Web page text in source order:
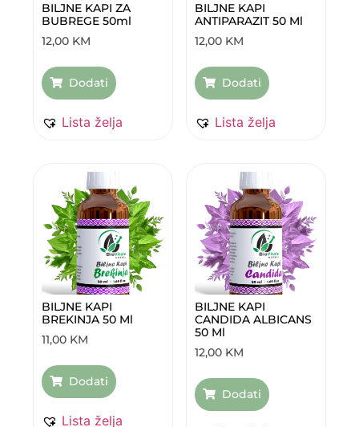
BILJNE KAPI ZA
BUBREGE 50ml
12,00 KM
Dodati
Lista želja
BILJNE KAPI
ANTIPARAZIT 50 Ml
12,00 KM
Dodati
Lista želja
BILJNE KAPI
BREKINJA 50 Ml
11,00 KM
Dodati
Lista želja
BILJNE KAPI
CANDIDA ALBICANS
50 Ml
12,00 KM
Dodati